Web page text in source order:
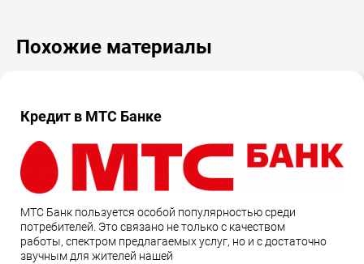
Похожие материалы
Кредит в МТС Банке
МТС Банк пользуется особой популярностью среди
потребителей. Это связано не только с качеством
работы, спектром предлагаемых услуг, но и с достаточно
звучным для жителей нашей